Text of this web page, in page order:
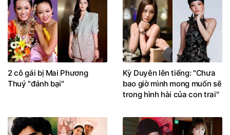
2 cô gái bị Mai Phương
Thuý "đánh bại"
Kỳ Duyên lên tiếng: "Chưa
bao giờ mình mong muốn sẽ
trong hình hài của con trai"